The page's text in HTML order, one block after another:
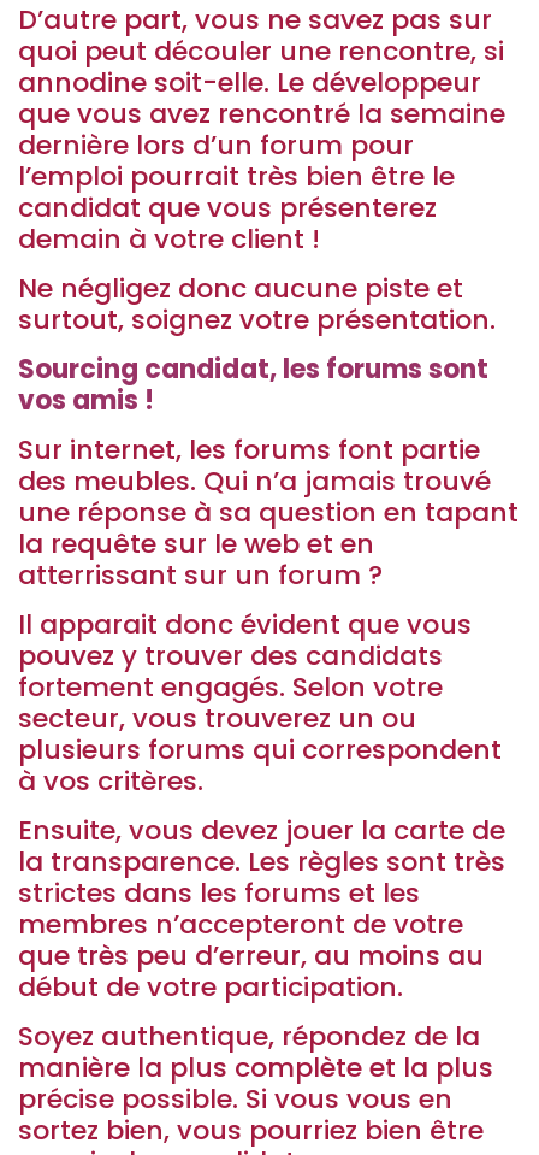
D’autre part, vous ne savez pas sur
quoi peut découler une rencontre, si
annodine soit-elle. Le développeur
que vous avez rencontré la semaine
dernière lors d’un forum pour
l’emploi pourrait très bien être le
candidat que vous présenterez
demain à votre client !
Ne négligez donc aucune piste et
surtout, soignez votre présentation.
Sourcing candidat, les forums sont
vos amis !
Sur internet, les forums font partie
des meubles. Qui n’a jamais trouvé
une réponse à sa question en tapant
la requête sur le web et en
atterrissant sur un forum ?
Il apparait donc évident que vous
pouvez y trouver des candidats
fortement engagés. Selon votre
secteur, vous trouverez un ou
plusieurs forums qui correspondent
à vos critères.
Ensuite, vous devez jouer la carte de
la transparence. Les règles sont très
strictes dans les forums et les
membres n’accepteront de votre
que très peu d’erreur, au moins au
début de votre participation.
Soyez authentique, répondez de la
manière la plus complète et la plus
précise possible. Si vous vous en
sortez bien, vous pourriez bien être